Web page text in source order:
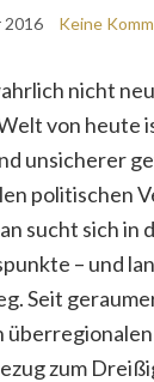
2016 Keine
nicht
von heute
unsicherer
politischen
sucht sich in
– und
Seit
zum